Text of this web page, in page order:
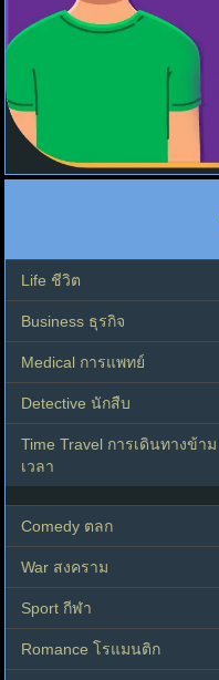
Life ชีวิต
Business ธุรกิจ
Medical การแพทย์
Detective นักสืบ
Time Travel การเดินทางข้าม
เวลา
Comedy ตลก
War สงคราม
Sport กีฬา
Romance โรแมนติก